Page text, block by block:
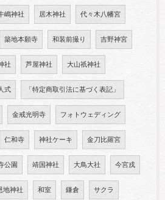
嶋神社 居木神社 代々木八幡宮
築地本願寺 和装前撮り 吉野神宮
社 芦屋神社 大山祇神社
式 「特定商取引法に基づく表記」
金戒光明寺 フォトウェディング
仁和寺 神社ケーキ 金刀比羅宮
公園 靖国神社 大鳥大社 今宮戎
地神社 和室 鎌倉 サクラ